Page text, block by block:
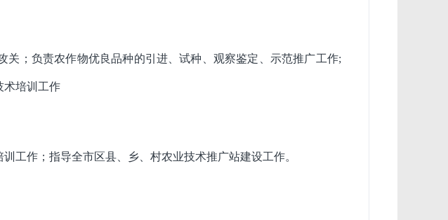
；负责农作物优良品种的引进、试种、观察鉴定、示范推广工作;
术培训工作
工作；指导全市区县、乡、村农业技术推广站建设工作。